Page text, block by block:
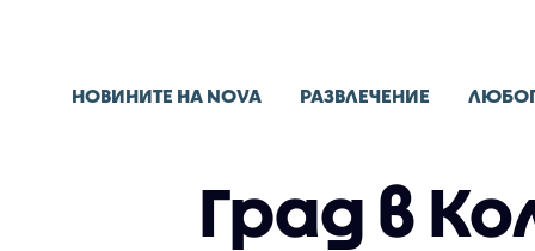
НОВИНИТЕ НА NOVA РАЗВЛЕЧЕНИЕ
Град в